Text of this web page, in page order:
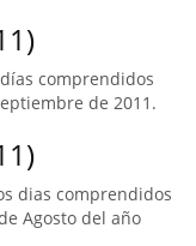
comprendidos
de 2011.
dias comprendidos
Agosto del año